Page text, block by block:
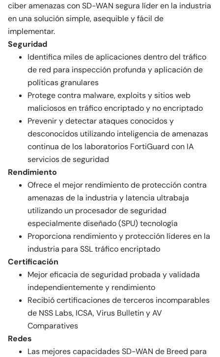
ciber amenazas con SD-WAN segura líder en la industria
en una solución simple, asequible y fácil de
implementar.
Seguridad
Identifica miles de aplicaciones dentro del tráfico
de red para inspección profunda y aplicación de
políticas granulares
Protege contra malware, exploits y sitios web
maliciosos en tráfico encriptado y no encriptado
Prevenir y detectar ataques conocidos y
desconocidos utilizando inteligencia de amenazas
continua de los laboratorios FortiGuard con IA
servicios de seguridad
Rendimiento
Ofrece el mejor rendimiento de protección contra
amenazas de la industria y latencia ultrabaja
utilizando un procesador de seguridad
especialmente diseñado (SPU) tecnología
Proporciona rendimiento y protección líderes en la
industria para SSL tráfico encriptado
Certificación
Mejor eficacia de seguridad probada y validada
independientemente y rendimiento
Recibió certificaciones de terceros incomparables
de NSS Labs, ICSA, Virus Bulletin y AV
Comparatives
Redes
Las mejores capacidades SD-WAN de Breed para